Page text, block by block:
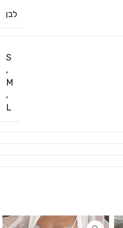
לבן
S
,
M
,
L